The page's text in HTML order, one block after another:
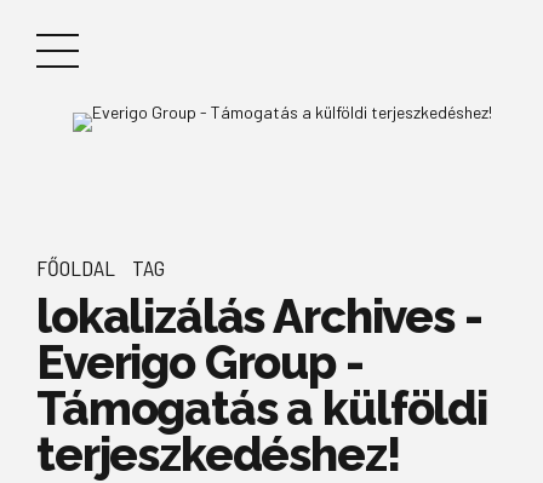
FŐOLDAL TAG
lokalizálás Archives -
Everigo Group -
Támogatás a külföldi
terjeszkedéshez!